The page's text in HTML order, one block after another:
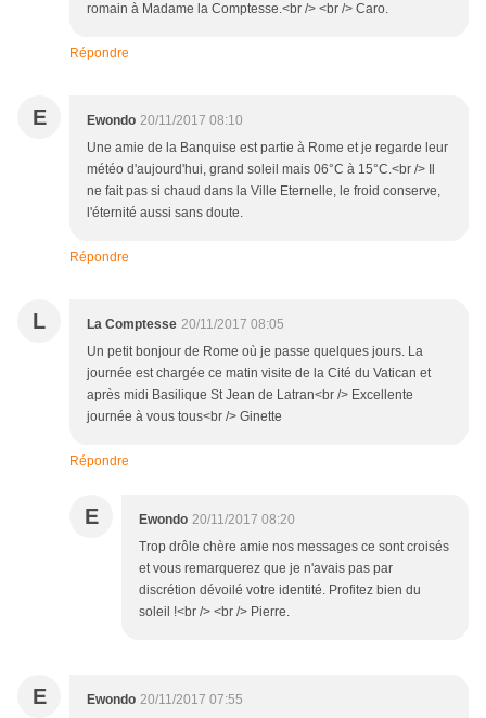
romain à Madame la Comptesse.<br /> <br /> Caro.
Répondre
E Ewondo 20/11/2017 08:10
Une amie de la Banquise est partie à Rome et je regarde leur
météo d'aujourd'hui, grand soleil mais 06°C à 15°C.<br /> Il
ne fait pas si chaud dans la Ville Eternelle, le froid conserve,
l'éternité aussi sans doute.
Répondre
L La Comptesse 20/11/2017 08:05
Un petit bonjour de Rome où je passe quelques jours. La
journée est chargée ce matin visite de la Cité du Vatican et
après midi Basilique St Jean de Latran<br /> Excellente
journée à vous tous<br /> Ginette
Répondre
E Ewondo 20/11/2017 08:20
Trop drôle chère amie nos messages ce sont croisés
et vous remarquerez que je n'avais pas par
discrétion dévoilé votre identité. Profitez bien du
soleil !<br /> <br /> Pierre.
E Ewondo 20/11/2017 07:55